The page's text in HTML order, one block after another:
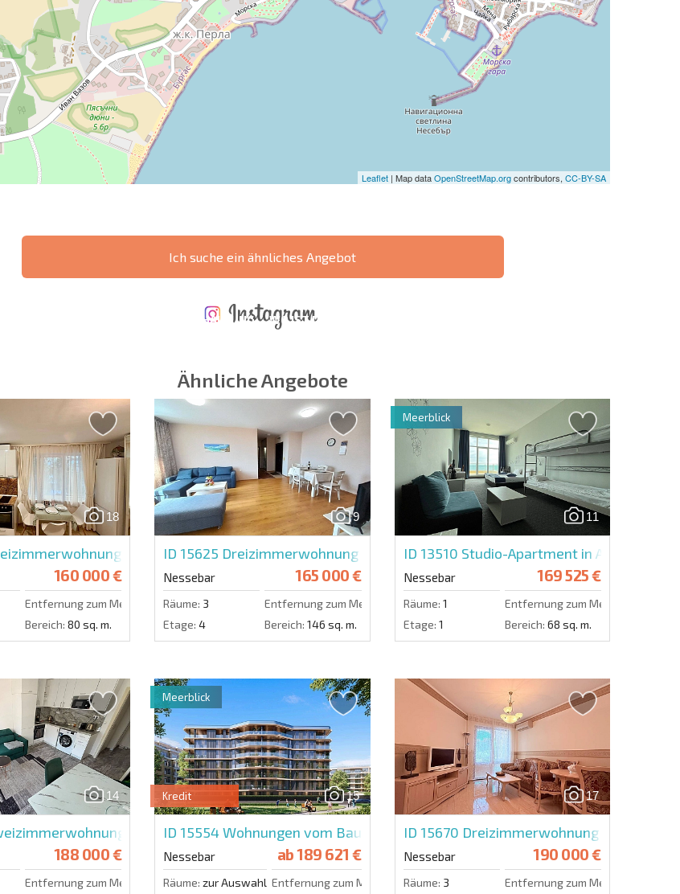
Leaflet | Map dataOpenStreetMap.orgcontributors, CC-BY-SA
Ich suche ein ähnliches Angebot
Newsletter abonnieren | Durch Anklicken des Buttons stimmen Sie der
Nutzung Ihrer Daten zu.
Eine Nachricht schicken
INSTANDHALTUNG
WO IST DIE 6%-
Ähnliche Angebote
18
in Life Style 4
160 000 €
Entfernung zum Meer:
100 m.
Bereich: 80 sq. m.
9
ID 15625 Dreizimmerwohnung in Viyana
Nessebar 165 000 €
Räume: 3 Entfernung zum Meer:
600 m.
Etage: 4 Bereich: 146 sq. m.
11
ID 13510 Studio-Apartment in Arsena
Nessebar 169 525 €
Räume: 1 Entfernung zum Meer:
Etage: 1 Bereich: 68 sq. m.
Meerblick
14
in Valencia Gardens
188 000 €
Entfernung zum Meer: 100 m.
15
Kredit
ID 15554Wohnungen vom Bauträger im Nobu
Nessebar ab189 621 €
Räume: zur Auswahl Entfernung zum Meer: 100 m.
Meerblick
17
ID 15670 Dreizimmerwohnung in Esteban
Nessebar 190 000 €
Räume: 3 Entfernung zum Meer: